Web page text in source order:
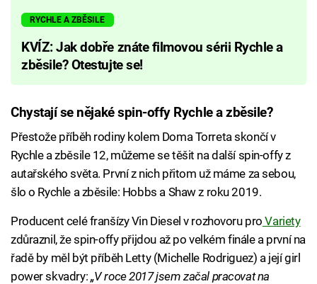
RYCHLE A ZBĚSILE
KVÍZ: Jak dobře znáte filmovou sérii Rychle a
zběsile? Otestujte se!
Chystají se nějaké spin-offy Rychle a zběsile?
Přestože příběh rodiny kolem Doma Torreta skončí v
Rychle a zběsile 12, můžeme se těšit na další spin-offy z
autařského světa. První z nich přitom už máme za sebou,
šlo o Rychle a zběsile: Hobbs a Shaw z roku 2019.
Producent celé franšízy Vin Diesel v rozhovoru pro Variety
zdůraznil, že spin-offy přijdou až po velkém finále a první na
řadě by měl být příběh Letty (Michelle Rodriguez) a její girl
power skvadry: „V roce 2017 jsem začal pracovat na